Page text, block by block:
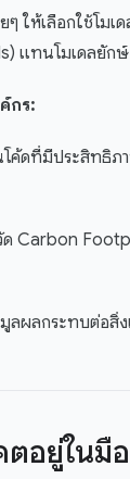
ๆ ให้เลือกใช้โมเ
แทนโมเดลยักษ์
กร:
โค้ดที่มีประสิทธิภ
ด Carbon
ลผลกระทบต่อสิ่
อยู่ในมือ